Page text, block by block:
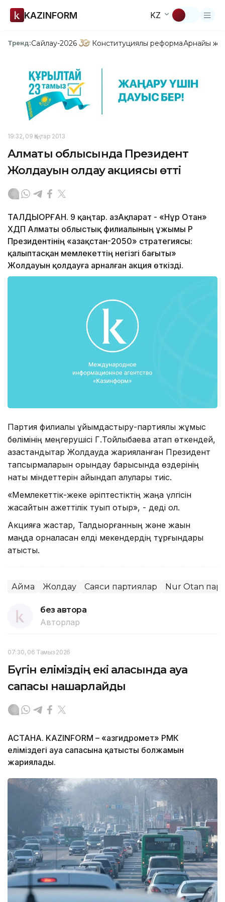
KAZINFORM KZ
Тренд:Сайлау-2026 Конституциялық реформаАрнайы
19:32, 09 Қаңтар 2013
Алматы облысында Президент
Жолдауын қолдау акциясы өтті
ТАЛДЫҚОРҒАН. 9 қаңтар. ҚазАқпарат - «Нұр Отан»
ХДП Алматы облыстық филиалының ұжымы ҚР
Президентінің «Қазақстан-2050» стратегиясы:
қалыптасқан мемлекеттің негізгі бағыты»
Жолдауын қолдауға арналған акция өткізді.
Партия филиалы ұйымдастыру-партиялық жұмыс
бөлімінің меңгерушісі Г.Тойлыбаева атап өткендей,
қазақстандықтар Жолдауда жарияланған Президент
тапсырмаларын орындау барысында өздерінің
нақты міндеттерін айқындап алулары тиіс.
«Мемлекеттік-жеке әріптестіктің жаңа үлгісін
жасайтын қажеттілік туып отыр», - деді ол.
Акцияға жастар, Талдықорғанның және жақын
маңда орналасқан елді мекендердің тұрғындары
қатысты.
Аймақ Жолдау Саяси партиялар Nur Otan
без автора
Авторлар
07:30, 06 Тамыз 2026
Бүгін еліміздің екі қаласында ауа
сапасы нашарлайды
АСТАНА. KAZINFORM – «Қазгидромет» РМК
еліміздегі ауа сапасына қатысты болжамын
жариялады.